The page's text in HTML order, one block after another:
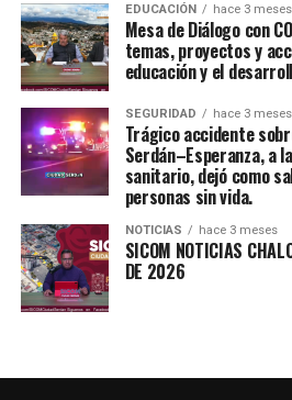
EDUCACIÓN hace 3 meses
Mesa de Diálogo con
temas, proyectos y
educación y el
SEGURIDAD hace 3 meses
Trágico accidente
Serdán–Esperanza, a
sanitario, dejó como
personas sin vida.
NOTICIAS hace 3 meses
SICOM NOTICIAS
DE 2026